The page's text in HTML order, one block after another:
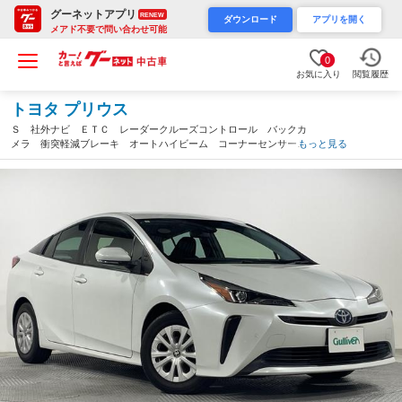
グーネットアプリ RENEW
メアド不要で問い合わせ可能
ダウンロード アプリを開く
0
お気に入り 閲覧履歴
トヨタ プリウス
Ｓ 社外ナビ ＥＴＣ レーダークルーズコントロール バックカ
メラ 衝突軽減ブレーキ オートハイビーム コーナーセンサー
レーンキープ オートライト ＬＥＤヘッドライト スマートキ
ー アイドリングストップ（広島県）
もっと見る